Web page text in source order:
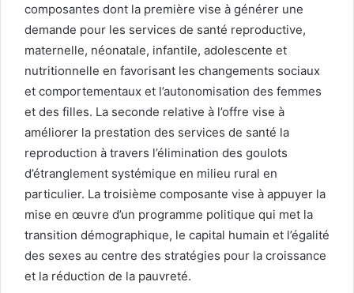
composantes dont la première vise à générer une
demande pour les services de santé reproductive,
maternelle, néonatale, infantile, adolescente et
nutritionnelle en favorisant les changements sociaux
et comportementaux et l’autonomisation des femmes
et des filles. La seconde relative à l’offre vise à
améliorer la prestation des services de santé la
reproduction à travers l’élimination des goulots
d’étranglement systémique en milieu rural en
particulier. La troisième composante vise à appuyer la
mise en œuvre d’un programme politique qui met la
transition démographique, le capital humain et l’égalité
des sexes au centre des stratégies pour la croissance
et la réduction de la pauvreté.